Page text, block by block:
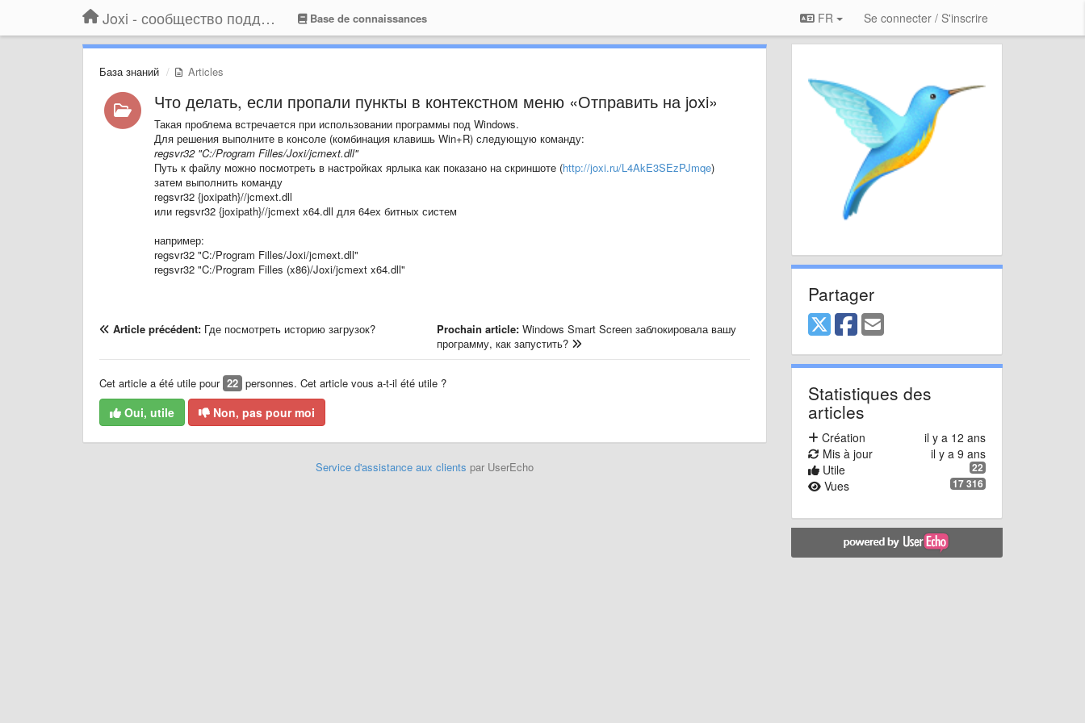
Joxi - сообщество поддержки Base de connaissances FR Se connecter / S'inscrire
База знаний Articles
Что делать, если пропали пункты в контекстном меню «Отправить на joxi»
Такая проблема встречается при использовании программы под Windows.
Для решения выполните в консоле (комбинация клавишь Win+R) следующую команду:
regsvr32 "C:/Program Filles/Joxi/jcmext.dll"
Путь к файлу можно посмотреть в настройках ярлыка как показано на скриншоте (http://joxi.ru/L4AkE3SEzPJmqe)
затем выполнить команду
regsvr32 {joxipath}//jcmext.dll
или regsvr32 {joxipath}//jcmext x64.dll для 64ех битных систем
например:
regsvr32 "C:/Program Filles/Joxi/jcmext.dll"
regsvr32 "C:/Program Filles (x86)/Joxi/jcmext x64.dll"
Article précédent: Где посмотреть историю загрузок? Prochain article: Windows Smart Screen заблокировала вашу
программу, как запустить?
Cet article a été utile pour 22 personnes. Cet article vous a-t-il été utile ?
Oui, utile Non, pas pour moi
Service d'assistance aux clients par UserEcho
Partager
Statistiques des
articles
il y a 12 ans
Création
il y a 9 ans
Mis à jour
22
Utile
17 316
Vues